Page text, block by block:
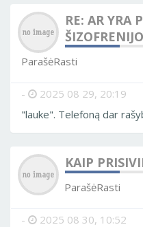
RE: AR YRA
ParašėRasti
- 2025 08 29, 20:19
"lauke". Telefoną dar
KAIP
ParašėRasti
- 2025 08 30, 10:52